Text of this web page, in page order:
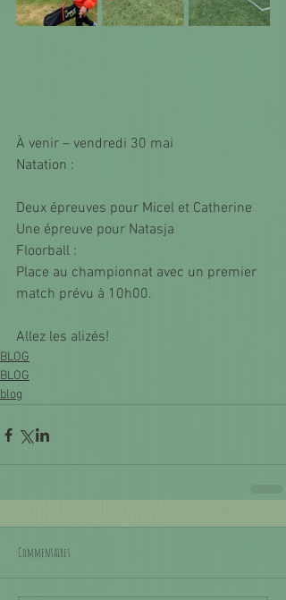
À venir – vendredi 30 mai
Natation :
Deux épreuves pour Micel et Catherine
Une épreuve pour Natasja
Floorball :
Place au championnat avec un premier
match prévu à 10h00.
Allez les alizés!
BLOG
BLOG
blog
Commentaires